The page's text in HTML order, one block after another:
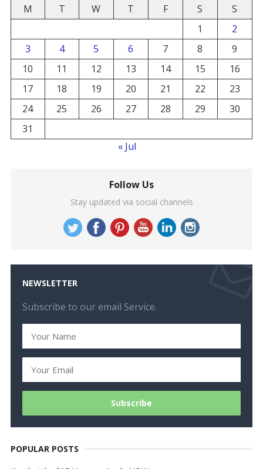
M T W T F S
S
1
2
3
4 5 6 7 8
9
10
11 12 13 14 15
16
17
18 19 20 21 22
23
24
25 26 27 28 29
30
31
« Jul
Follow Us
Stay updated via social channels
NEWSLETTER
Subscribe to our email Service.
POPULAR POSTS